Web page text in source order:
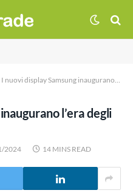
I nuovi display Samsung inaugurano l’era degli schermi basati sull’AI
l’era degli
2024 14 MINS READ